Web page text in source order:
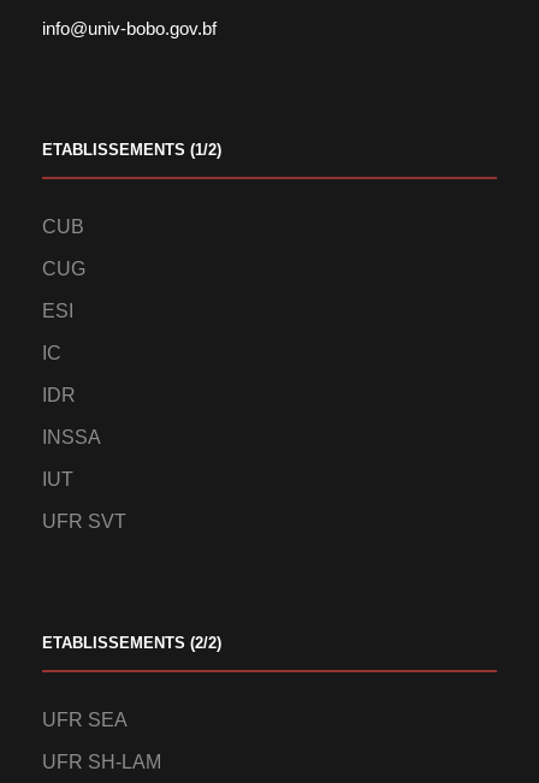
info@univ-bobo.gov.bf
ETABLISSEMENTS (1/2)
CUB
CUG
ESI
IC
IDR
INSSA
IUT
UFR SVT
ETABLISSEMENTS (2/2)
UFR SEA
UFR SH-LAM